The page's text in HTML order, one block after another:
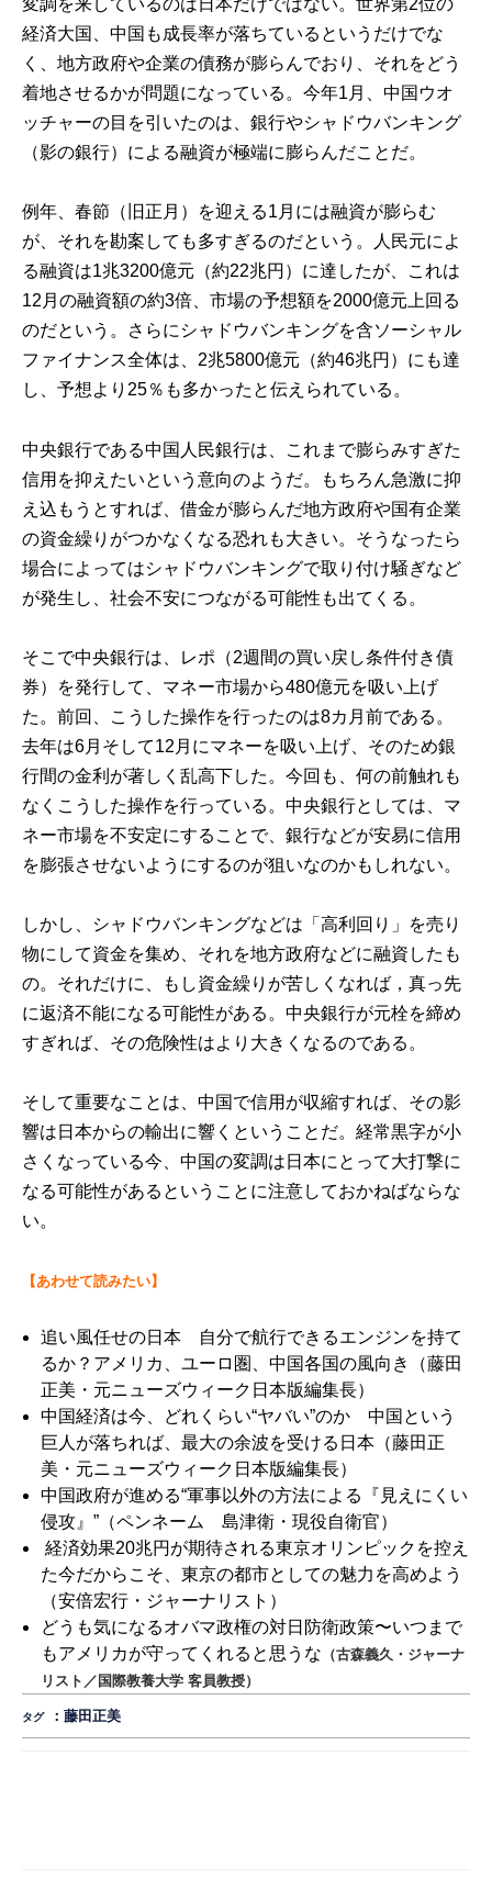
変調を来しているのは日本だけではない。世界第2位の
経済大国、中国も成長率が落ちているというだけでな
く、地方政府や企業の債務が膨らんでおり、それをどう
着地させるかが問題になっている。今年1月、中国ウオ
ッチャーの目を引いたのは、銀行やシャドウバンキング
（影の銀行）による融資が極端に膨らんだことだ。
例年、春節（旧正月）を迎える1月には融資が膨らむ
が、それを勘案しても多すぎるのだという。人民元によ
る融資は1兆3200億元（約22兆円）に達したが、これは
12月の融資額の約3倍、市場の予想額を2000億元上回る
のだという。さらにシャドウバンキングを含ソーシャル
ファイナンス全体は、2兆5800億元（約46兆円）にも達
し、予想より25％も多かったと伝えられている。
中央銀行である中国人民銀行は、これまで膨らみすぎた
信用を抑えたいという意向のようだ。もちろん急激に抑
え込もうとすれば、借金が膨らんだ地方政府や国有企業
の資金繰りがつかなくなる恐れも大きい。そうなったら
場合によってはシャドウバンキングで取り付け騒ぎなど
が発生し、社会不安につながる可能性も出てくる。
そこで中央銀行は、レポ（2週間の買い戻し条件付き債
券）を発行して、マネー市場から480億元を吸い上げ
た。前回、こうした操作を行ったのは8カ月前である。
去年は6月そして12月にマネーを吸い上げ、そのため銀
行間の金利が著しく乱高下した。今回も、何の前触れも
なくこうした操作を行っている。中央銀行としては、マ
ネー市場を不安定にすることで、銀行などが安易に信用
を膨張させないようにするのが狙いなのかもしれない。
しかし、シャドウバンキングなどは「高利回り」を売り
物にして資金を集め、それを地方政府などに融資したも
の。それだけに、もし資金繰りが苦しくなれば，真っ先
に返済不能になる可能性がある。中央銀行が元栓を締め
すぎれば、その危険性はより大きくなるのである。
そして重要なことは、中国で信用が収縮すれば、その影
響は日本からの輸出に響くということだ。経常黒字が小
さくなっている今、中国の変調は日本にとって大打撃に
なる可能性があるということに注意しておかねばならな
い。
【あわせて読みたい】
追い風任せの日本 自分で航行できるエンジンを持て
るか？アメリカ、ユーロ圏、中国各国の風向き
（藤田
正美・元ニューズウィーク日本版編集長）
中国経済は今、どれくらい“ヤバい”のか 中国という
巨人が落ちれば、最大の余波を受ける日本 （藤田正
美・元ニューズウィーク日本版編集長）
中国政府が進める“軍事以外の方法による『見えにくい
侵攻』” （ペンネーム 島津衛・現役自衛官）
経済効果20兆円が期待される東京オリンピックを控え
た今だからこそ、東京の都市としての魅力を高めよう
（安倍宏行・ジャーナリスト）
どうも気になるオバマ政権の対日防衛政策〜いつまで
もアメリカが守ってくれると思うな （古森義久・ジャーナ
リスト／国際教養大学 客員教授）
タグ ：藤田正美